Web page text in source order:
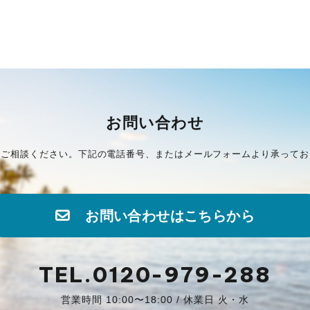
お問い合わせ
相談ください。下記の電話番号、またはメールフォームより承って
お問い合わせはこちらから
TEL.0120-979-288
営業時間 10:00〜18:00 / 休業日 火・水